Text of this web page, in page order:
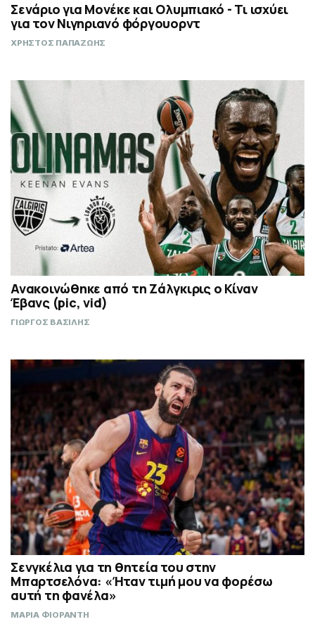
Σενάριο για Μονέκε και Ολυμπιακό - Τι ισχύει
για τον Νιγηριανό φόργουορντ
ΧΡΗΣΤΟΣ ΠΑΠΑΖΩΗΣ
Ανακοινώθηκε από τη Ζάλγκιρις ο Κίναν
Έβανς (pic, vid)
ΓΙΩΡΓΟΣ ΒΑΣΙΛΗΣ
Σενγκέλια για τη θητεία του στην
Μπαρτσελόνα: «Ήταν τιμή μου να φορέσω
αυτή τη φανέλα»
ΜΑΡΙΑ ΦΙΟΡΑΝΤΗ